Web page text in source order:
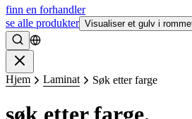
finn en forhandler
se alle produkter Visualiser et gulv i
Søke
Hjem Laminat Søk etter farge